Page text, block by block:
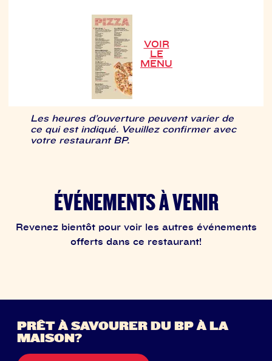
VOIR
LE
MENU
Les heures d’ouverture peuvent varier de
ce qui est indiqué. Veuillez confirmer avec
votre restaurant BP.
ÉVÉNEMENTS À VENIR
Revenez bientôt pour voir les autres événements
offerts dans ce restaurant!
PRÊT À SAVOURER DU BP À LA
MAISON?